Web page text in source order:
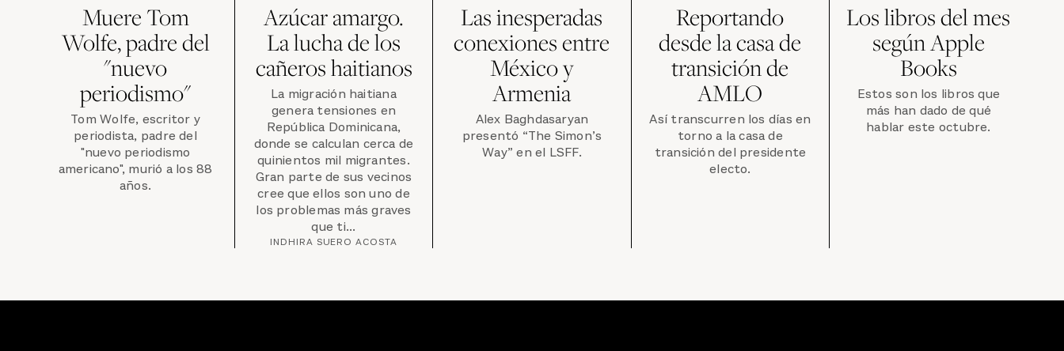
Muere Tom
Wolfe, padre del
"nuevo
periodismo"
Tom Wolfe, escritor y
periodista, padre del
"nuevo periodismo
americano", murió a los 88
años.
Azúcar amargo.
La lucha de los
cañeros haitianos
La migración haitiana
genera tensiones en
República Dominicana,
donde se calculan cerca de
quinientos mil migrantes.
Gran parte de sus vecinos
cree que ellos son uno de
los problemas más graves
que ti...
INDHIRA SUERO ACOSTA
Las inesperadas
conexiones entre
México y
Armenia
Alex Baghdasaryan
presentó “The Simon’s
Way” en el LSFF.
Reportando
desde la casa de
transición de
AMLO
Así transcurren los días en
torno a la casa de
transición del presidente
electo.
Los libros del mes
según Apple
Books
Estos son los libros que
más han dado de qué
hablar este octubre.